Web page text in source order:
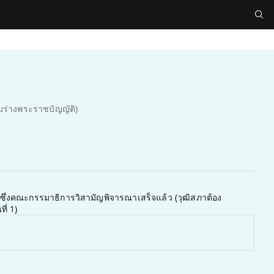
ร่างพระราชบัญญัติ)
งคณะกรรมาธิการวิสามัญพิจารณาเสร็จแล้ว (วุฒิสภาต้อง
1)